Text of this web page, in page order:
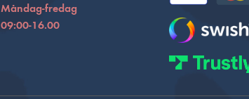
Måndag-fredag
09:00-16.00